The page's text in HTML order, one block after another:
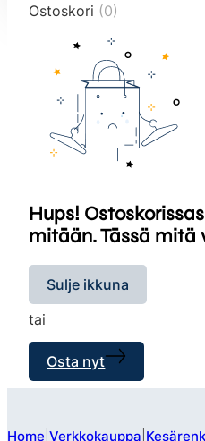
Ostoskori (0)
Hups!
mitään. Tässä mitä
Sulje ikkuna
tai
Osta nyt
Home Verkkokauppa